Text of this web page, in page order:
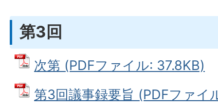
第3回
次第 (PDFファイル: 37.8KB)
第3回議事録要旨 (PDFファイ